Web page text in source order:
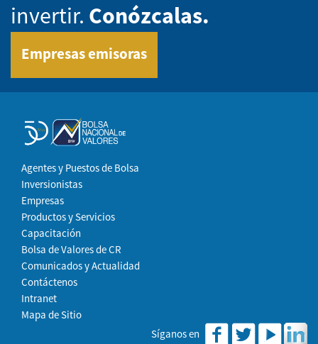
invertir. Conózcalas.
Empresas emisoras
Agentes y Puestos de Bolsa
Inversionistas
Empresas
Productos y Servicios
Capacitación
Bolsa de Valores de CR
Comunicados y Actualidad
Contáctenos
Intranet
Mapa de Sitio
Síganos en